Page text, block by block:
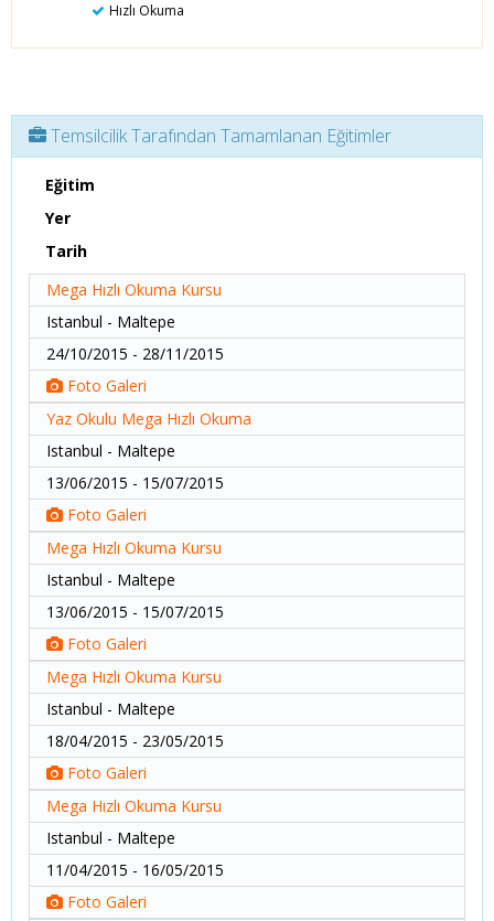
Hızlı Okuma
Temsilcilik Tarafından Tamamlanan Eğitimler
Eğitim
Yer
Tarih
Mega Hızlı Okuma Kursu
Istanbul - Maltepe
24/10/2015 - 28/11/2015
Foto Galeri
Yaz Okulu Mega Hızlı Okuma
Istanbul - Maltepe
13/06/2015 - 15/07/2015
Foto Galeri
Mega Hızlı Okuma Kursu
Istanbul - Maltepe
13/06/2015 - 15/07/2015
Foto Galeri
Mega Hızlı Okuma Kursu
Istanbul - Maltepe
18/04/2015 - 23/05/2015
Foto Galeri
Mega Hızlı Okuma Kursu
Istanbul - Maltepe
11/04/2015 - 16/05/2015
Foto Galeri